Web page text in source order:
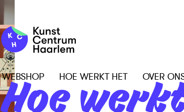
WEBSHOP HOE WERKT HET OVER
Hoe